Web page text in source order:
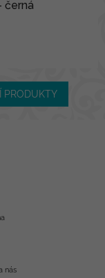
černá
PRODUKTY
nás